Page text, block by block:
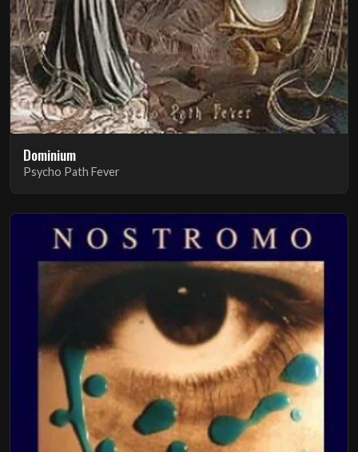
Dominium
Psycho Path Fever